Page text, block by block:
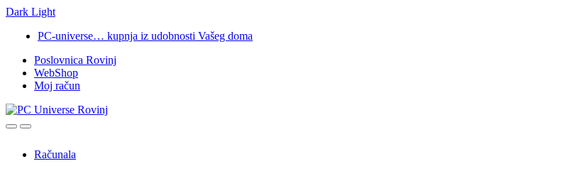
Dark Light
navigation
content
PC-universe… kupnja iz udobnosti Vašeg doma
Poslovnica Rovinj
WebShop
Moj račun
OpenClose
Računala